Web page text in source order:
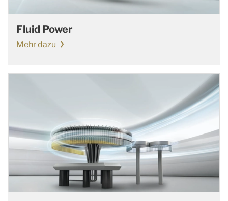
Fluid Power
Mehr dazu